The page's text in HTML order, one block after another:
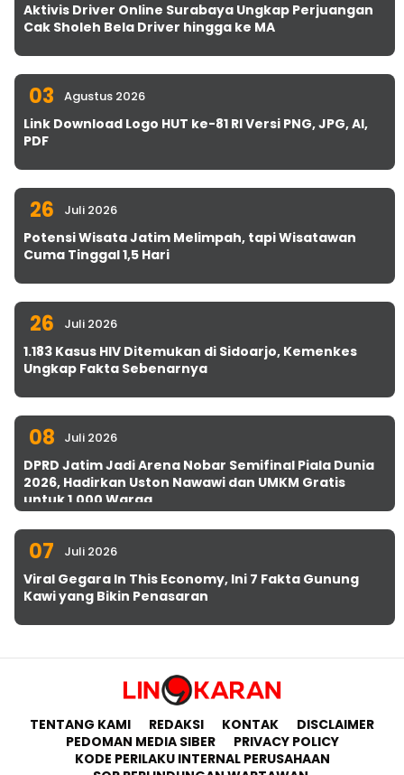
Aktivis Driver Online Surabaya Ungkap Perjuangan
Cak Sholeh Bela Driver hingga ke MA
03 Agustus 2026
Link Download Logo HUT ke-81 RI Versi PNG, JPG, AI,
PDF
26 Juli 2026
Potensi Wisata Jatim Melimpah, tapi Wisatawan
Cuma Tinggal 1,5 Hari
26 Juli 2026
1.183 Kasus HIV Ditemukan di Sidoarjo, Kemenkes
Ungkap Fakta Sebenarnya
08 Juli 2026
DPRD Jatim Jadi Arena Nobar Semifinal Piala Dunia
2026, Hadirkan Uston Nawawi dan UMKM Gratis
untuk 1.000 Warga
07 Juli 2026
Viral Gegara In This Economy, Ini 7 Fakta Gunung
Kawi yang Bikin Penasaran
TENTANG KAMI REDAKSI KONTAK
DISCLAIMER
PEDOMAN MEDIA SIBER
PRIVACY POLICY
KODE PERILAKU INTERNAL PERUSAHAAN